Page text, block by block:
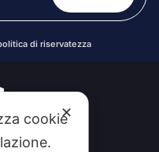
di riservatezza
✕
cookie